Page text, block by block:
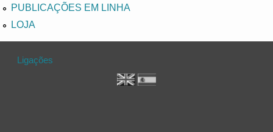
PUBLICAÇÕES EM LINHA
LOJA
Ligações